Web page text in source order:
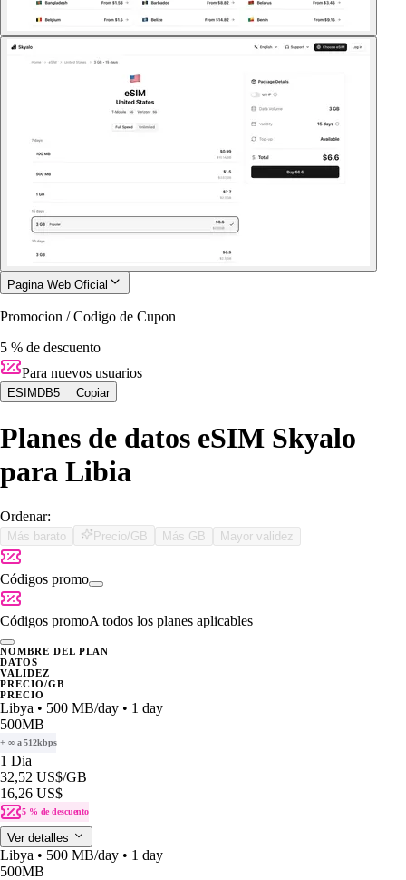
Pagina Web Oficial
Promocion / Codigo de Cupon
5 % de descuento
Para nuevos usuarios
ESIMDB5 Copiar
Planes de datos eSIM Skyalo
para Libia
Ordenar:
Más barato Precio/GB Más GB Mayor validez
Códigos promo
Códigos promoA todos los planes aplicables
NOMBRE DEL PLAN
DATOS
VALIDEZ
PRECIO/GB
PRECIO
Libya • 500 MB/day • 1 day
500MB
+ ∞ a 512kbps
1 Dia
32,52 US$/GB
16,26 US$
5 % de descuento
Ver detalles
Libya • 500 MB/day • 1 day
500MB